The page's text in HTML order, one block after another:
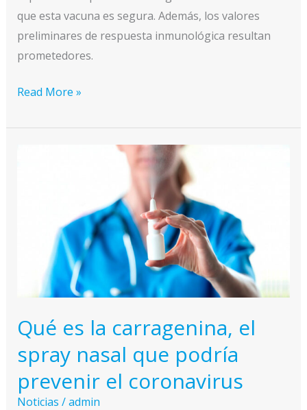
que esta vacuna es segura. Además, los valores
preliminares de respuesta inmunológica resultan
prometedores.
ARVAC
Grierson
Read More »
Qué es la carragenina, el
spray nasal que podría
prevenir el coronavirus
Noticias /admin